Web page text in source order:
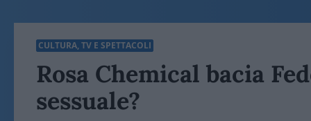
CULTURA, TV E SPETTACOLI
Rosa Chemical bacia
sessuale?